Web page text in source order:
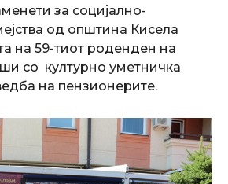
за социјално-
од општина Кисела
на 59-тиот роденден на
со културно уметничка
на пензионерите.